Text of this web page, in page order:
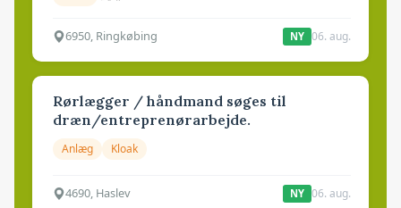
6950, Ringkøbing NY 06. aug.
Rørlægger / håndmand søges til
dræn/entreprenørarbejde.
Anlæg Kloak
4690, Haslev NY 06. aug.